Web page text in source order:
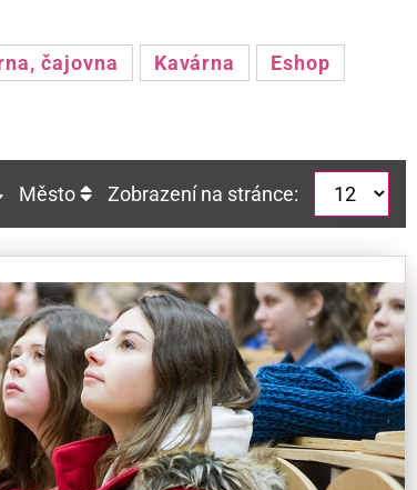
čajovna Kavárna
Eshop
Město Zobrazení na stránce: